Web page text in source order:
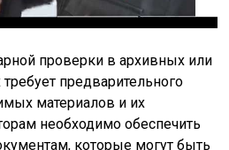
проверки в архивных или
предварительного
материалов и их
необходимо обеспечить
которые могут быть